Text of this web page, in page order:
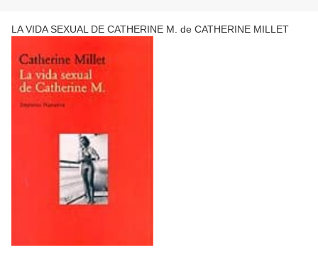
LA VIDA SEXUAL DE CATHERINE M. de CATHERINE MILLET